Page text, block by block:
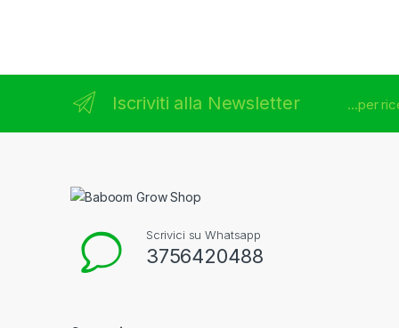
Iscriviti alla Newsletter ...per
Scrivici su Whatsapp
3756420488